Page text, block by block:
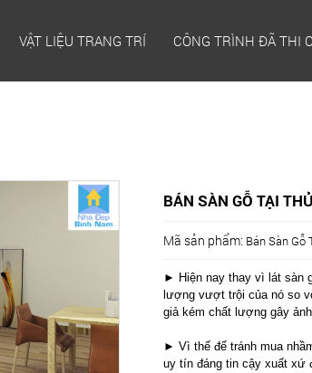
VẬT LIỆU TRANG TRÍ CÔNG TRÌNH ĐÃ THI
BÁN SÀN GỖ TẠI
Mã sản phẩm: Bán Sàn Gỗ
► Hiện nay thay vì lát sàn
lượng vượt trội của nó so
giả kém chất lượng gây
► Vì thế để tránh mua
uy tín đáng tin cậy xuất xứ